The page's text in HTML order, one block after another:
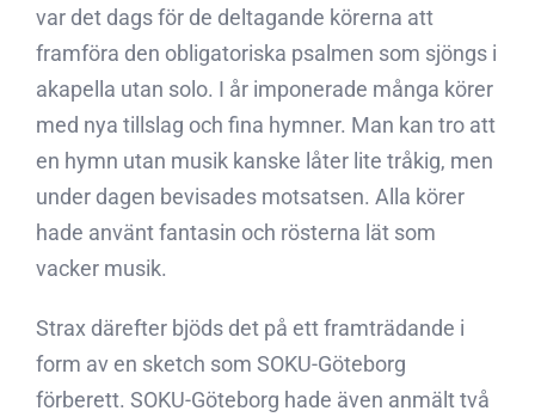
var det dags för de deltagande körerna att
framföra den obligatoriska psalmen som sjöngs i
akapella utan solo. I år imponerade många körer
med nya tillslag och fina hymner. Man kan tro att
en hymn utan musik kanske låter lite tråkig, men
under dagen bevisades motsatsen. Alla körer
hade använt fantasin och rösterna lät som
vacker musik.
Strax därefter bjöds det på ett framträdande i
form av en sketch som SOKU-Göteborg
förberett. SOKU-Göteborg hade även anmält två